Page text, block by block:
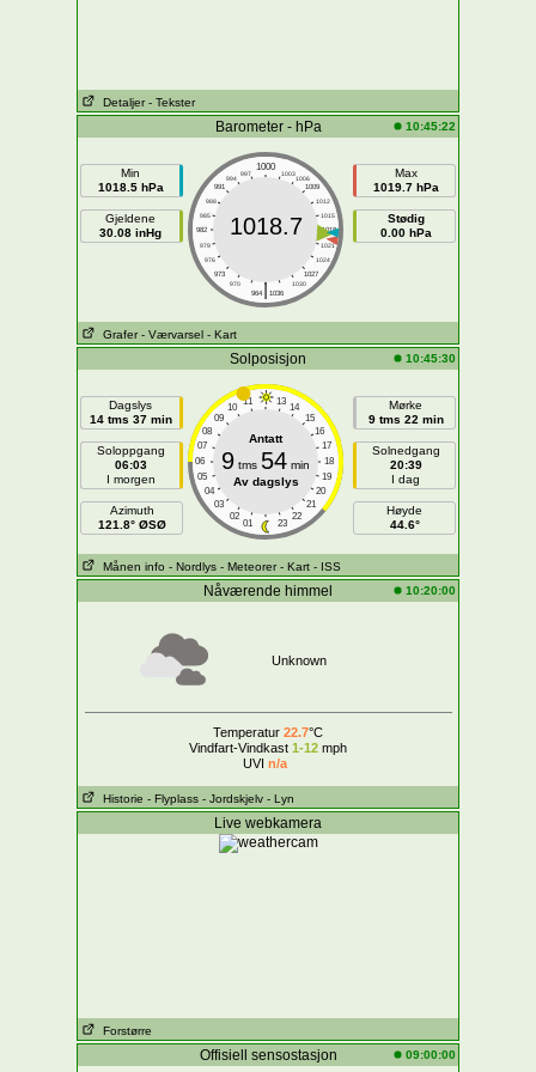
Detaljer - Tekster
Barometer - hPa 10:45:22
Min
1018.5 hPa
Gjeldene
30.08 inHg
1000
997 1003
994
1006
991
1009
988
1012
985
1015
982
1018
979
1021
976
1024
973
1027
970
1030
|
964 1036
1018.7
Max
1019.7 hPa
Stødig
0.00 hPa
Grafer - Værvarsel - Kart
Solposisjon 10:45:30
Dagslys
14 tms 37 min
Soloppgang
06:03
I morgen
Azimuth
121.8° ØSØ
11 13
10
14
09
15
08
16
07
17
06
18
05
19
04
20
03
21
02
22
01 23
Antatt
9 tms 54 min
Av dagslys
Mørke
9 tms 22 min
Solnedgang
20:39
I dag
Høyde
44.6°
Månen info - Nordlys - Meteorer - Kart - ISS
Nåværende himmel 10:20:00
Unknown
Temperatur 22.7°C
Vindfart-Vindkast 1-12 mph
UVI n/a
Historie - Flyplass - Jordskjelv - Lyn
Live webkamera
Forstørre
Offisiell sensostasjon 09:00:00